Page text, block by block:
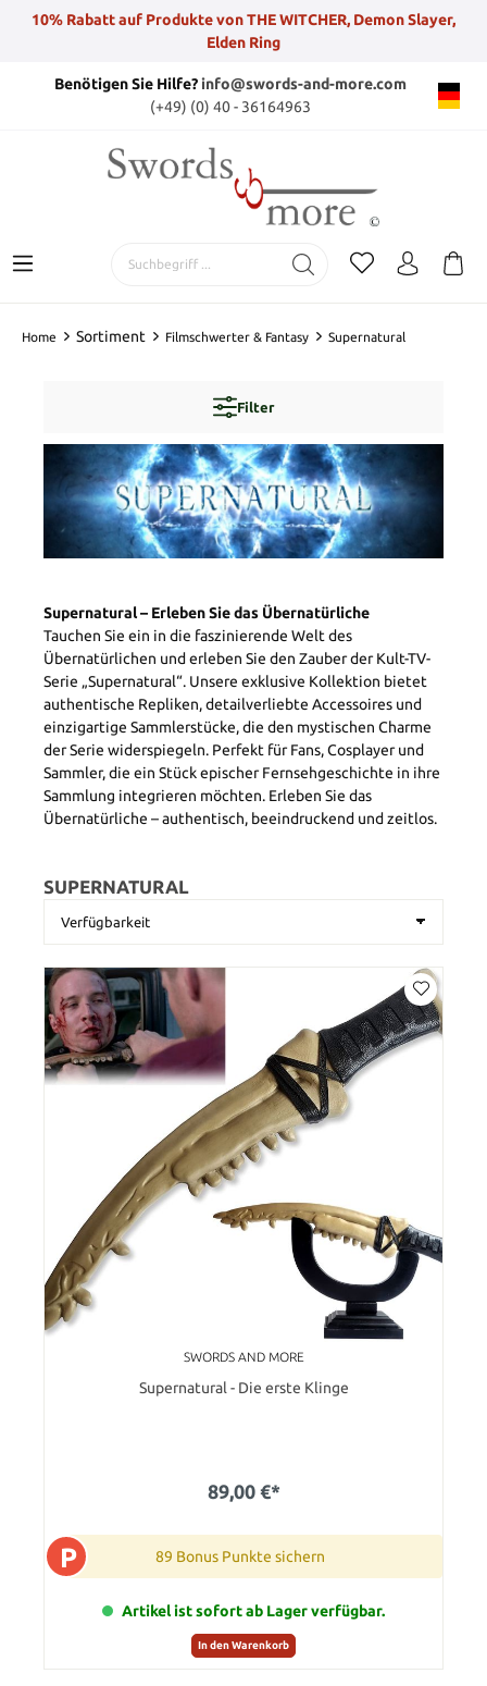
10% Rabatt auf Produkte von THE WITCHER, Demon Slayer,
Elden Ring
Benötigen Sie Hilfe?info@swords-and-more.com
(+49) (0) 40 - 36164963
Home Sortiment Filmschwerter & Fantasy Supernatural
Filter
Supernatural – Erleben Sie das Übernatürliche
Tauchen Sie ein in die faszinierende Welt des
Übernatürlichen und erleben Sie den Zauber der Kult-TV-
Serie „Supernatural“. Unsere exklusive Kollektion bietet
authentische Repliken, detailverliebte Accessoires und
einzigartige Sammlerstücke, die den mystischen Charme
der Serie widerspiegeln. Perfekt für Fans, Cosplayer und
Sammler, die ein Stück epischer Fernsehgeschichte in ihre
Sammlung integrieren möchten. Erleben Sie das
Übernatürliche – authentisch, beeindruckend und zeitlos.
SUPERNATURAL
SWORDS AND MORE
Supernatural - Die erste Klinge
89,00 €*
P 89 Bonus Punkte sichern
Artikel ist sofort ab Lager verfügbar.
In den Warenkorb